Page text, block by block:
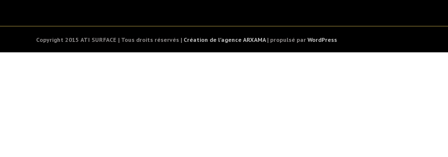
Copyright 2015 ATI SURFACE | Tous droits réservés | Création de l'agence ARXAMA| propulsé par WordPress